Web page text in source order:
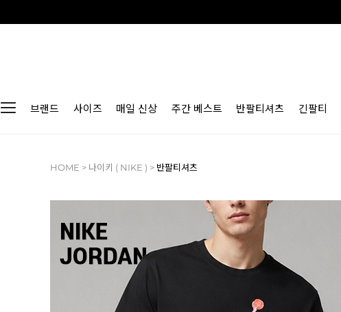
브랜드 사이즈 매일 신상 주간 베스트 반팔티셔츠 긴팔티
HOME > 나이키 ( NIKE ) > 반팔티셔츠